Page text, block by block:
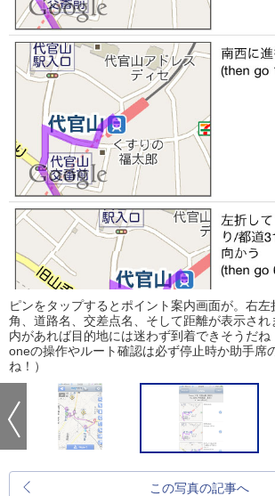
ピンをタップするとポイント案内画面が。右
角、道路名、交差点名、そして距離が表示さ
内があれば目的地には迷わず到着できそうだね
oneの操作やルート確認は必ず停止時か助手席
ね！）
この写真の記事へ